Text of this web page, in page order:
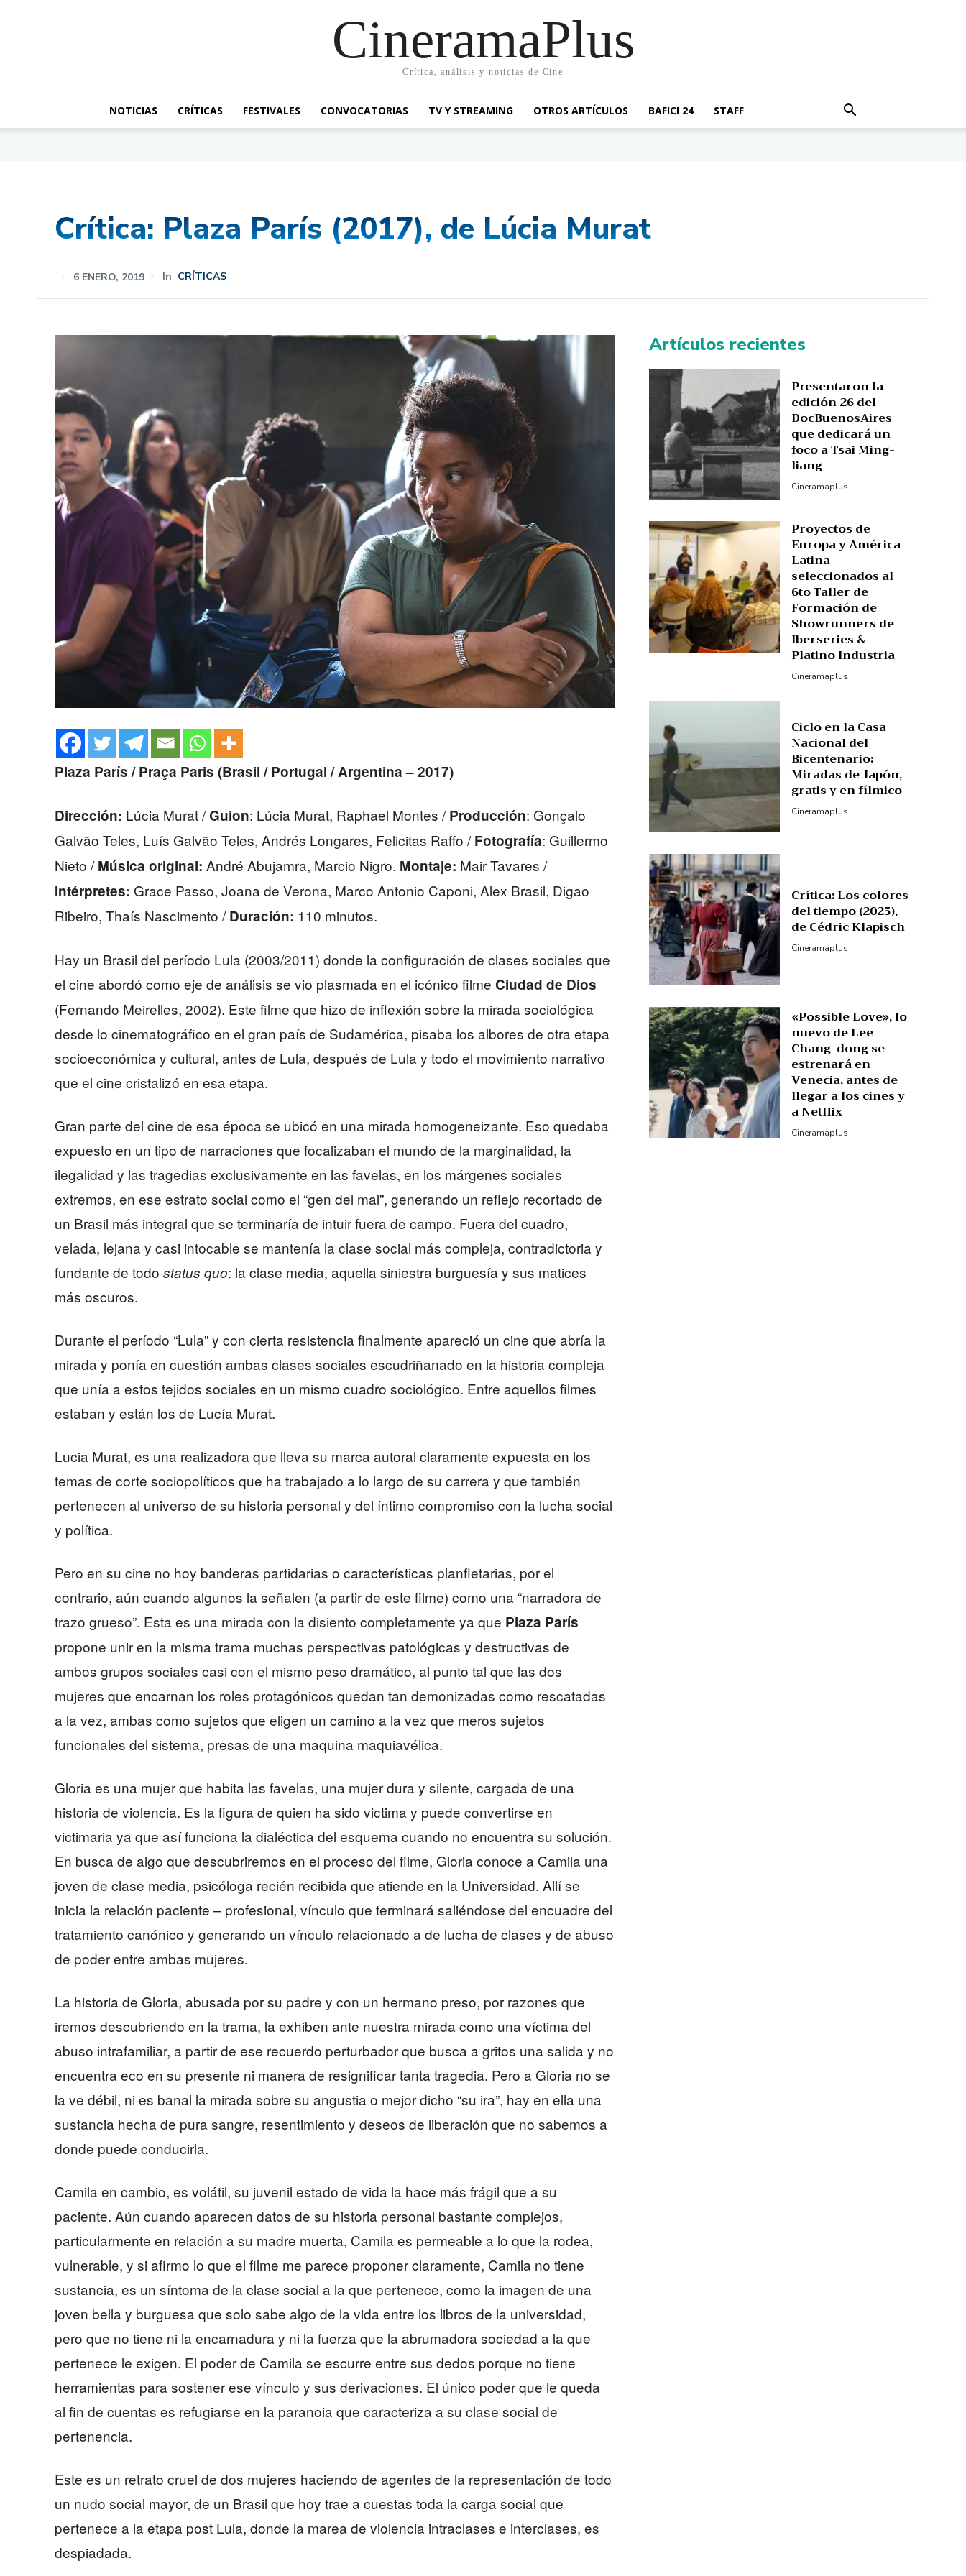
CineramaPlus
Crítica, análisis y noticias de Cine
NOTICIAS CRÍTICAS FESTIVALES CONVOCATORIAS TV Y STREAMING OTROS ARTÍCULOS BAFICI 24 STAFF
Crítica: Plaza París (2017), de Lúcia Murat
6 ENERO, 2019 In CRÍTICAS
Plaza París / Praça Paris (Brasil / Portugal / Argentina – 2017)
Dirección: Lúcia Murat /Guion: Lúcia Murat, Raphael Montes /Producción: Gonçalo
Galvão Teles, Luís Galvão Teles, Andrés Longares, Felicitas Raffo /Fotografía: Guillermo
Nieto /Música original: André Abujamra, Marcio Nigro. Montaje: Mair Tavares /
Intérpretes: Grace Passo, Joana de Verona, Marco Antonio Caponi, Alex Brasil, Digao
Ribeiro, Thaís Nascimento /Duración: 110 minutos.
Hay un Brasil del período Lula (2003/2011) donde la configuración de clases sociales que
el cine abordó como eje de análisis se vio plasmada en el icónico filme Ciudad de Dios
(Fernando Meirelles, 2002). Este filme que hizo de inflexión sobre la mirada sociológica
desde lo cinematográfico en el gran país de Sudamérica, pisaba los albores de otra etapa
socioeconómica y cultural, antes de Lula, después de Lula y todo el movimiento narrativo
que el cine cristalizó en esa etapa.
Gran parte del cine de esa época se ubicó en una mirada homogeneizante. Eso quedaba
expuesto en un tipo de narraciones que focalizaban el mundo de la marginalidad, la
ilegalidad y las tragedias exclusivamente en las favelas, en los márgenes sociales
extremos, en ese estrato social como el “gen del mal”, generando un reflejo recortado de
un Brasil más integral que se terminaría de intuir fuera de campo. Fuera del cuadro,
velada, lejana y casi intocable se mantenía la clase social más compleja, contradictoria y
fundante de todo status quo: la clase media, aquella siniestra burguesía y sus matices
más oscuros.
Durante el período “Lula” y con cierta resistencia finalmente apareció un cine que abría la
mirada y ponía en cuestión ambas clases sociales escudriñanado en la historia compleja
que unía a estos tejidos sociales en un mismo cuadro sociológico. Entre aquellos filmes
estaban y están los de Lucía Murat.
Lucia Murat, es una realizadora que lleva su marca autoral claramente expuesta en los
temas de corte sociopolíticos que ha trabajado a lo largo de su carrera y que también
pertenecen al universo de su historia personal y del íntimo compromiso con la lucha social
y política.
Pero en su cine no hoy banderas partidarias o características planfletarias, por el
contrario, aún cuando algunos la señalen (a partir de este filme) como una “narradora de
trazo grueso”. Esta es una mirada con la disiento completamente ya que Plaza París
propone unir en la misma trama muchas perspectivas patológicas y destructivas de
ambos grupos sociales casi con el mismo peso dramático, al punto tal que las dos
mujeres que encarnan los roles protagónicos quedan tan demonizadas como rescatadas
a la vez, ambas como sujetos que eligen un camino a la vez que meros sujetos
funcionales del sistema, presas de una maquina maquiavélica.
Gloria es una mujer que habita las favelas, una mujer dura y silente, cargada de una
historia de violencia. Es la figura de quien ha sido victima y puede convertirse en
victimaria ya que así funciona la dialéctica del esquema cuando no encuentra su solución.
En busca de algo que descubriremos en el proceso del filme, Gloria conoce a Camila una
joven de clase media, psicóloga recién recibida que atiende en la Universidad. Allí se
inicia la relación paciente – profesional, vínculo que terminará saliéndose del encuadre del
tratamiento canónico y generando un vínculo relacionado a de lucha de clases y de abuso
de poder entre ambas mujeres.
La historia de Gloria, abusada por su padre y con un hermano preso, por razones que
iremos descubriendo en la trama, la exhiben ante nuestra mirada como una víctima del
abuso intrafamiliar, a partir de ese recuerdo perturbador que busca a gritos una salida y no
encuentra eco en su presente ni manera de resignificar tanta tragedia. Pero a Gloria no se
la ve débil, ni es banal la mirada sobre su angustia o mejor dicho “su ira”, hay en ella una
sustancia hecha de pura sangre, resentimiento y deseos de liberación que no sabemos a
donde puede conducirla.
Camila en cambio, es volátil, su juvenil estado de vida la hace más frágil que a su
paciente. Aún cuando aparecen datos de su historia personal bastante complejos,
particularmente en relación a su madre muerta, Camila es permeable a lo que la rodea,
vulnerable, y si afirmo lo que el filme me parece proponer claramente, Camila no tiene
sustancia, es un síntoma de la clase social a la que pertenece, como la imagen de una
joven bella y burguesa que solo sabe algo de la vida entre los libros de la universidad,
pero que no tiene ni la encarnadura y ni la fuerza que la abrumadora sociedad a la que
pertenece le exigen. El poder de Camila se escurre entre sus dedos porque no tiene
herramientas para sostener ese vínculo y sus derivaciones. El único poder que le queda
al fin de cuentas es refugiarse en la paranoia que caracteriza a su clase social de
pertenencia.
Este es un retrato cruel de dos mujeres haciendo de agentes de la representación de todo
un nudo social mayor, de un Brasil que hoy trae a cuestas toda la carga social que
pertenece a la etapa post Lula, donde la marea de violencia intraclases e interclases, es
despiadada.
Artículos recientes
Presentaron la
edición 26 del
DocBuenosAires
que dedicará un
foco a Tsai Ming-
liang
Cineramaplus
Proyectos de
Europa y América
Latina
seleccionados al
6to Taller de
Formación de
Showrunners de
Iberseries &
Platino Industria
Cineramaplus
Ciclo en la Casa
Nacional del
Bicentenario:
Miradas de Japón,
gratis y en fílmico
Cineramaplus
Crítica: Los colores
del tiempo (2025),
de Cédric Klapisch
Cineramaplus
«Possible Love», lo
nuevo de Lee
Chang-dong se
estrenará en
Venecia, antes de
llegar a los cines y
a Netflix
Cineramaplus